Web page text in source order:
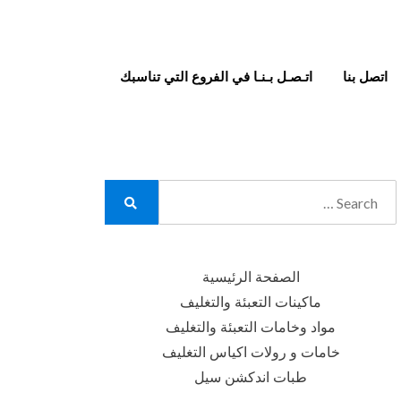
اتصل بنا اتـصـل بـنـا في الفروع التي تناسبك
الصفحة الرئيسية
ماكينات التعبئة والتغليف
مواد وخامات التعبئة والتغليف
خامات و رولات اكياس التغليف
طبات اندكشن سيل